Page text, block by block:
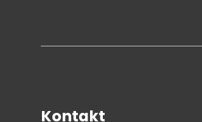
Kontakt